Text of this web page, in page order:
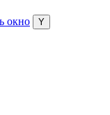
окно